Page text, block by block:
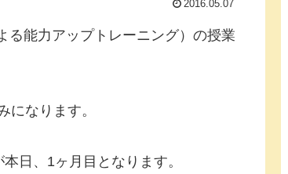
2016.05.07
る能力アップトレーニング）の授業
になります。
日、1ヶ月目となります。